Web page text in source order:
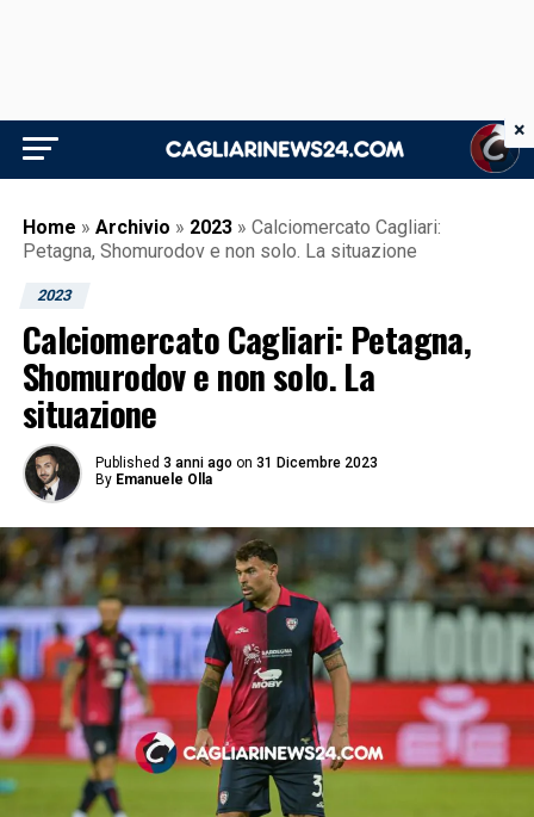
Home » Archivio » 2023 » Calciomercato Cagliari:
Petagna, Shomurodov e non solo. La situazione
2023
Calciomercato Cagliari: Petagna,
Shomurodov e non solo. La
situazione
Published 3 anni ago on 31 Dicembre 2023
By Emanuele Olla
×